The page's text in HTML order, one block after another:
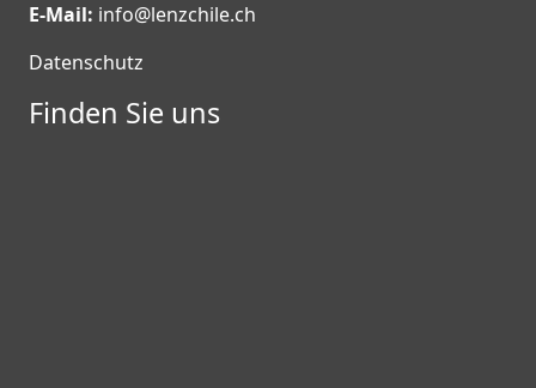
E-Mail: info@lenzchile.ch
Datenschutz
Finden Sie uns